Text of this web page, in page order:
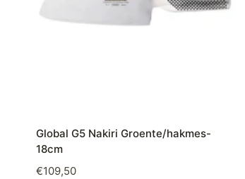
Global G5 Nakiri Groente/hakmes-
18cm
€109,50